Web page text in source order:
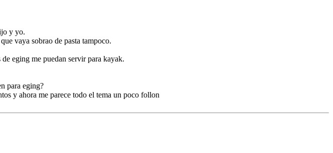
y yo.
vaya sobrao de pasta tampoco.
eging me puedan servir para kayak.
para eging?
y ahora me parece todo el tema un poco follon